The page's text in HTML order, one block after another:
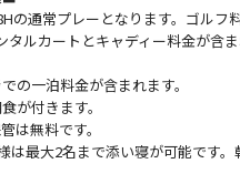
の通常プレーとなります。ゴルフ
タルカートとキャディー料金が含
の一泊料金が含まれます。
が付きます。
は無料です。
は最大2名まで添い寝が可能です。